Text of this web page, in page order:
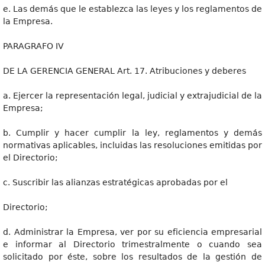
e. Las demás que le establezca las leyes y los reglamentos de
la Empresa.
PARAGRAFO IV
DE LA GERENCIA GENERAL Art. 17. Atribuciones y deberes
a. Ejercer la representación legal, judicial y extrajudicial de la
Empresa;
b. Cumplir y hacer cumplir la ley, reglamentos y demás
normativas aplicables, incluidas las resoluciones emitidas por
el Directorio;
c. Suscribir las alianzas estratégicas aprobadas por el
Directorio;
d. Administrar la Empresa, ver por su eficiencia empresarial
e informar al Directorio trimestralmente o cuando sea
solicitado por éste, sobre los resultados de la gestión de